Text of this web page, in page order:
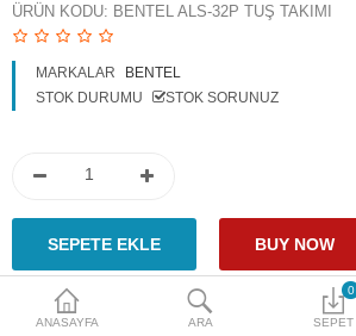
Ürün Güvenlik Sistemleri
Aksiyon Kameraları
Karşılaştır
Para Birimi
ANASAYFA ARA
0
SEPET
ÜRÜN KODU: BENTEL ALS-32P TUŞ TAKIMI
MARKALAR
BENTEL
STOK DURUMU
STOK SORUNUZ
Paylaş